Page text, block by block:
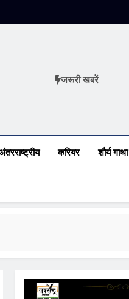
जरूरी खबरें
करियर शौर्य गाथा
की आशंका